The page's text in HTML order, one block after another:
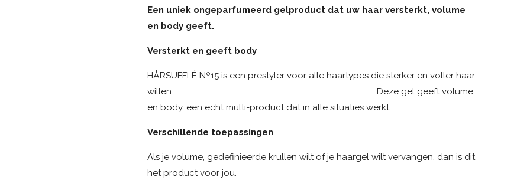
Een uniek ongeparfumeerd gelproduct dat uw haar versterkt, volume
en body geeft.
Versterkt en geeft body
HÅRSUFFLÉ Nº15 is een prestyler voor alle haartypes die sterker en voller haar
willen. Deze gel geeft volume
en body, een echt multi-product dat in alle situaties werkt.
Verschillende toepassingen
Als je volume, gedefinieerde krullen wilt of je haargel wilt vervangen, dan is dit
het product voor jou.